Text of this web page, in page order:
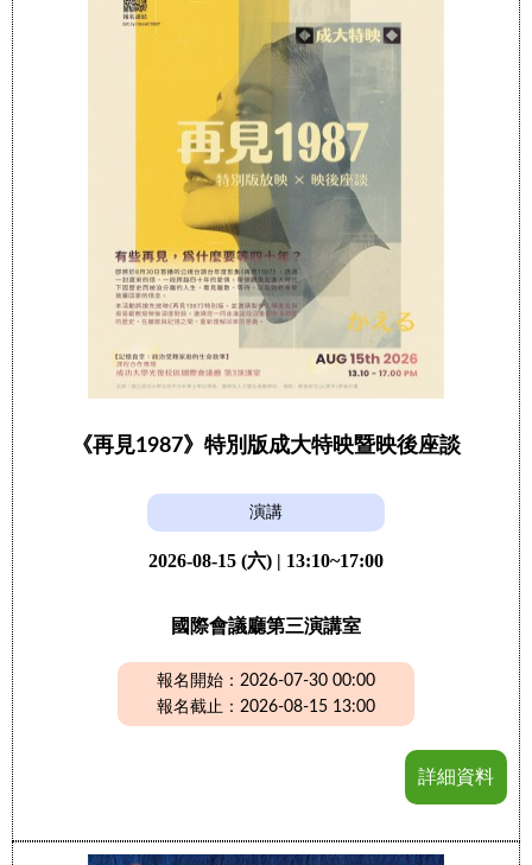
《再見1987》特別版成大特映暨映後座談
演講
2026-08-15 (六) | 13:10~17:00
國際會議廳第三演講室
報名開始：2026-07-30 00:00
報名截止：2026-08-15 13:00
詳細資料